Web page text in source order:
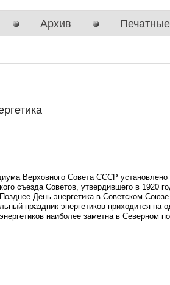
Архив
Верховного Совета СССР установлено
съезда Советов, утвердившего в 1920
День энергетика в Советском Союзе
праздник энергетиков приходится на
наиболее заметна в Северном